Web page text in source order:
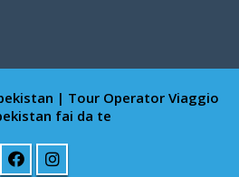
| Tour OperatorViaggio
fai da te